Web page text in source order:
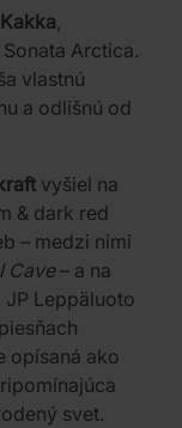
,
Arctica.
vlastnú
a odlišnú od
vyšiel na
& dark red
– medzi nimi
Cave– a na
Leppäluoto
opísaná ako
svet.